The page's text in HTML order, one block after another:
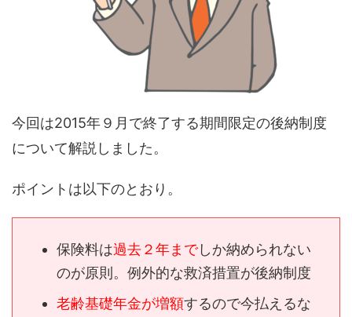
今回は2015年９月で終了する期間限定の後納制度
について解説しました。
ポイントは以下のとおり。
保険料は過去２年までしか納められない
のが原則。例外的な救済措置が後納制度
老齢基礎年金が増額するので今払えるな